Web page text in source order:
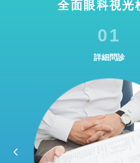
全面眼科視光
01
詳細問診